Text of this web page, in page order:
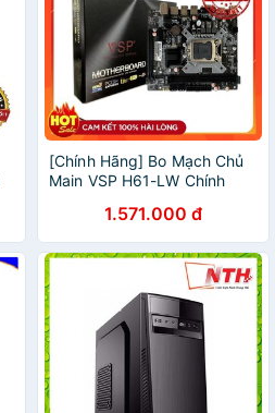
[Chính Hãng] Bo Mạch Chủ
Main VSP H61-LW Chính
1.571.000 đ